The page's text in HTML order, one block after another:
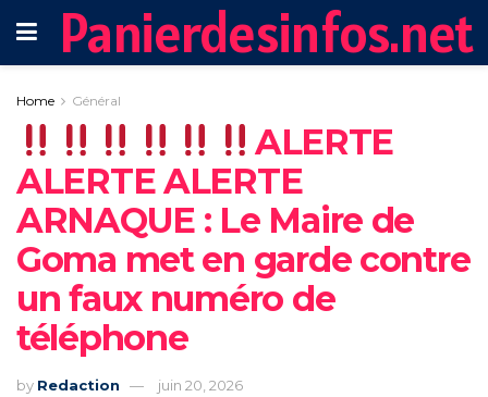
Panierdesinfos.net
Home Général
ALERTE
ALERTE ALERTE
ARNAQUE : Le Maire de
Goma met en garde contre
un faux numéro de
téléphone
by Redaction juin 20, 2026